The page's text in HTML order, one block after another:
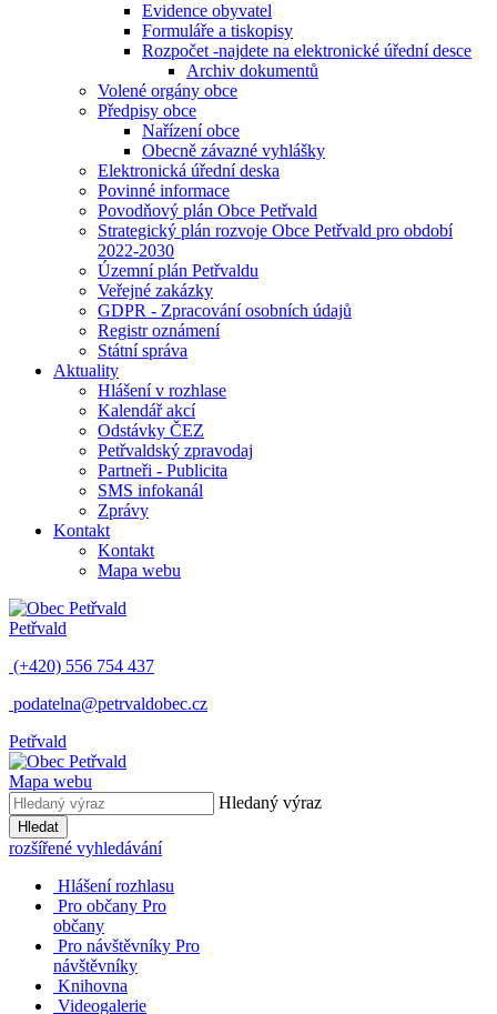
Evidence obyvatel
Formuláře a tiskopisy
Rozpočet -najdete na elektronické úřední desce
Archiv dokumentů
Volené orgány obce
Předpisy obce
Nařízení obce
Obecně závazné vyhlášky
Elektronická úřední deska
Povinné informace
Povodňový plán Obce Petřvald
Strategický plán rozvoje Obce Petřvald pro období
2022-2030
Územní plán Petřvaldu
Veřejné zakázky
GDPR - Zpracování osobních údajů
Registr oznámení
Státní správa
Aktuality
Hlášení v rozhlase
Kalendář akcí
Odstávky ČEZ
Petřvaldský zpravodaj
Partneři - Publicita
SMS infokanál
Zprávy
Kontakt
Kontakt
Mapa webu
Petřvald
(+420) 556 754 437
podatelna@petrvaldobec.cz
Petřvald
Mapa webu
Hledaný výraz
Hledat
rozšířené vyhledávání
Hlášení rozhlasu
Pro občany Pro
občany
Pro návštěvníky Pro
návštěvníky
Knihovna
Videogalerie